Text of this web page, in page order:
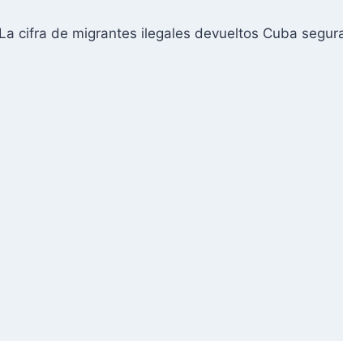
La cifra de migrantes ilegales devueltos Cuba